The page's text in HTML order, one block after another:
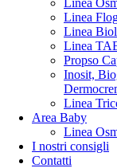
Linea
Linea
Linea
Linea
Propso
Inosit,
Linea
Area Baby
Linea
I nostri consigli
Contatti